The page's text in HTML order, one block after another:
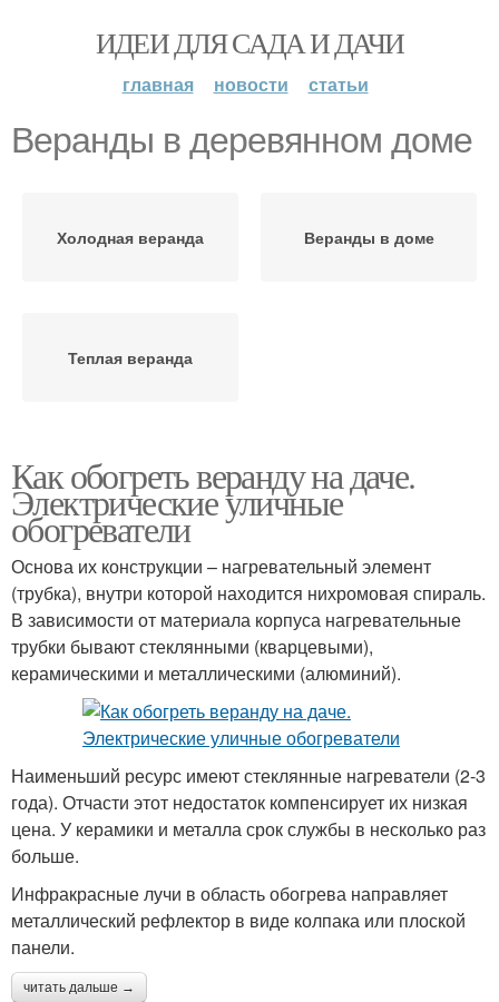
ИДЕИ ДЛЯ САДА И ДАЧИ
главная новости статьи
Веранды в деревянном доме
Холодная веранда Веранды в доме
Теплая веранда
Как обогреть веранду на даче.
Электрические уличные
обогреватели
Основа их конструкции – нагревательный элемент
(трубка), внутри которой находится нихромовая спираль.
В зависимости от материала корпуса нагревательные
трубки бывают стеклянными (кварцевыми),
керамическими и металлическими (алюминий).
Наименьший ресурс имеют стеклянные нагреватели (2-3
года). Отчасти этот недостаток компенсирует их низкая
цена. У керамики и металла срок службы в несколько раз
больше.
Инфракрасные лучи в область обогрева направляет
металлический рефлектор в виде колпака или плоской
панели.
читать дальше →